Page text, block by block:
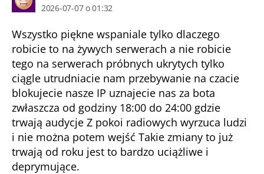
2026-07-07 o 01:32
Wszystko piękne wspaniale tylko dlaczego
robicie to na żywych serwerach a nie robicie
tego na serwerach próbnych ukrytych tylko
ciągle utrudniacie nam przebywanie na czacie
blokujecie nasze IP uznajecie nas za bota
zwłaszcza od godziny 18:00 do 24:00 gdzie
trwają audycje Z pokoi radiowych wyrzuca ludzi
i nie można potem wejść Takie zmiany to już
trwają od roku jest to bardzo uciążliwe i
deprymujące.